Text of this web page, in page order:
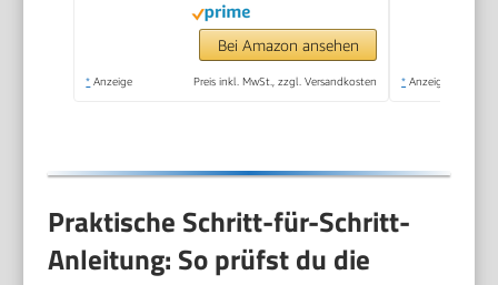
42,6 cm
Bei Amazon ansehen
* Anzeige Preis inkl. MwSt., zzgl. Versandkosten * Anzeige
Praktische Schritt-für-Schritt-
Anleitung: So prüfst du die